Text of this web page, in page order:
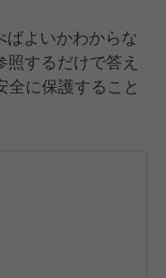
ばよいかわからな
するだけで答え
全に保護すること